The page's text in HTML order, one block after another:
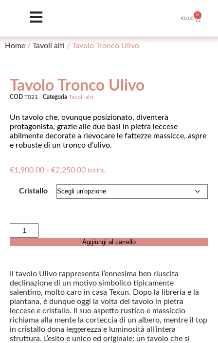
€0.00
0
Home / Tavoli alti / Tavolo Tronco Ulivo
Tavolo Tronco Ulivo
COD T021 Categoria Tavoli alti
Un tavolo che, ovunque posizionato, diventerà
protagonista, grazie alle due basi in pietra leccese
abilmente decorate a rievocare le fattezze massicce, aspre
e robuste di un tronco d’ulivo.
€1,900.00 - €2,250.00 iva inc.
Cristallo
Aggiungi al carrello
Il tavolo Ulivo rappresenta l’ennesima ben riuscita
declinazione di un motivo simbolico tipicamente
salentino, molto caro in casa Texun. Dopo la libreria e la
piantana, è dunque oggi la volta del tavolo in pietra
leccese e cristallo. Il suo aspetto rustico e massiccio
richiama alla mente la corteccia di un albero, mentre il top
in cristallo dona leggerezza e luminosità all’intera
struttura. L’esito e unico ed originale: un tavolo che si